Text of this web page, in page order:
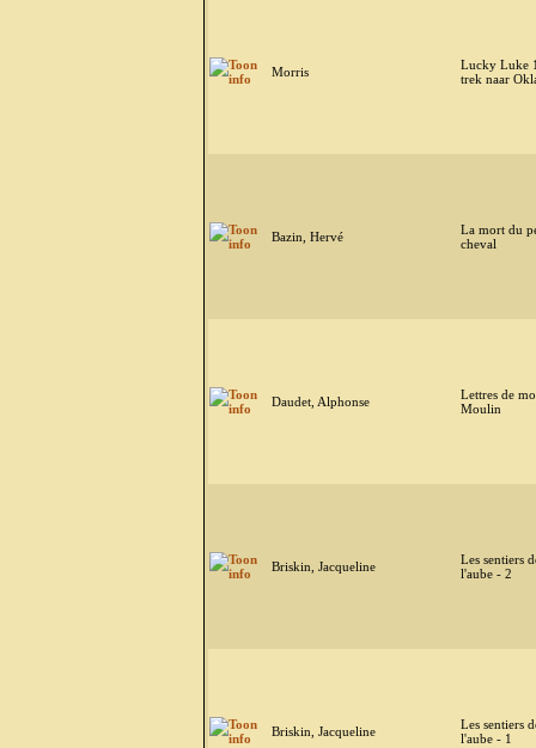
Morris
Lucky Luke
trek naar
Bazin, Hervé
La mort du
cheval
Daudet, Alphonse
Lettres de
Moulin
Briskin, Jacqueline
Les sentiers
l'aube - 2
Briskin, Jacqueline
Les sentiers
l'aube - 1